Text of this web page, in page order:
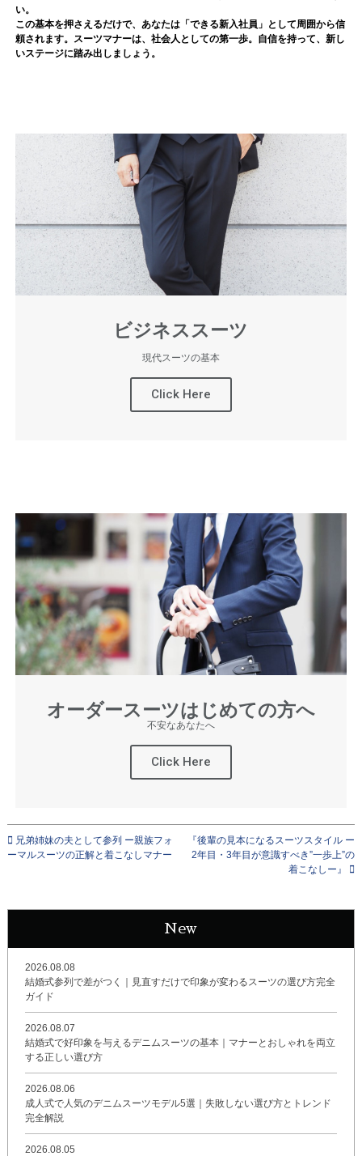
い。
この基本を押さえるだけで、あなたは「できる新入社員」として周囲から信
頼されます。スーツマナーは、社会人としての第一歩。自信を持って、新し
いステージに踏み出しましょう。
ビジネススーツ
現代スーツの基本
Click Here
オーダースーツはじめての方へ
不安なあなたへ
Click Here
兄弟姉妹の夫として参列 ー親族フォ
ーマルスーツの正解と着こなしマナー
『後輩の見本になるスーツスタイル ー
2年目・3年目が意識すべき”一歩上”の
着こなしー』
New
2026.08.08
結婚式参列で差がつく｜見直すだけで印象が変わるスーツの選び方完全
ガイド
2026.08.07
結婚式で好印象を与えるデニムスーツの基本｜マナーとおしゃれを両立
する正しい選び方
2026.08.06
成人式で人気のデニムスーツモデル5選｜失敗しない選び方とトレンド
完全解説
2026.08.05